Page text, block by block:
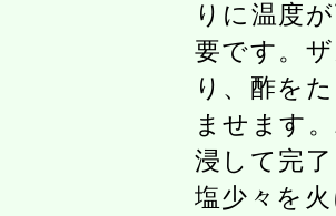
りに温度
要です。
り、酢を
ませます
浸して完
塩少々を